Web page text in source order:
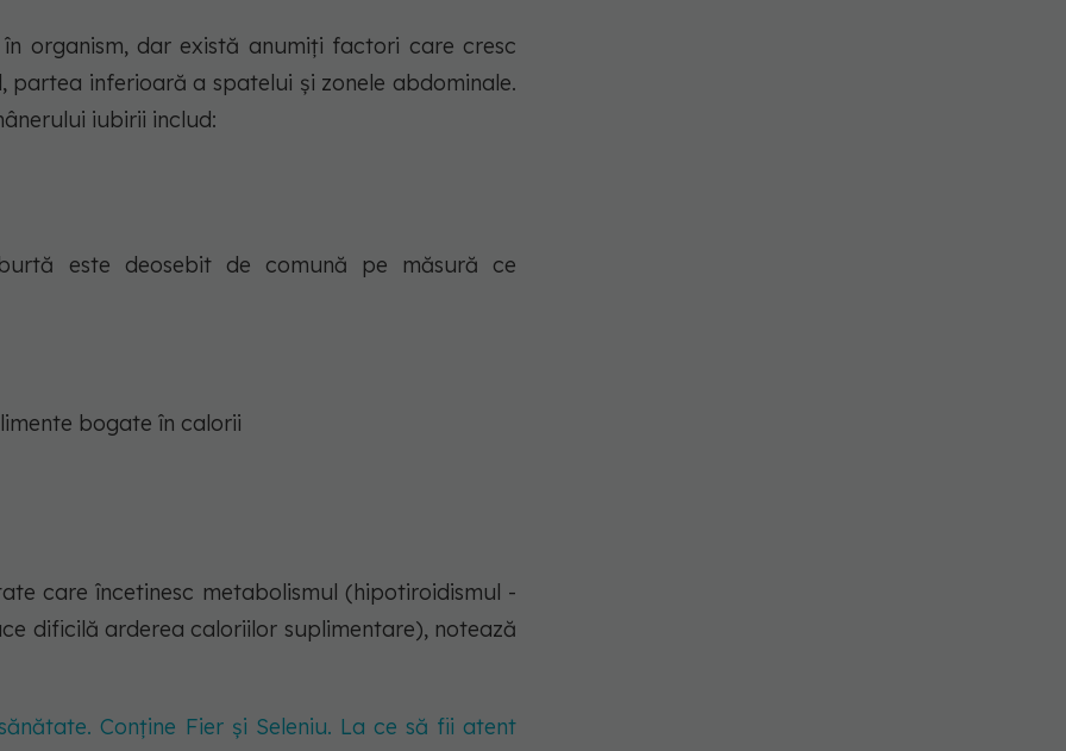
organism, dar există anumiți factori care cresc
inferioară a spatelui și zonele abdominale.
iubirii includ:
este deosebit de comună pe măsură ce
bogate în calorii
care încetinesc metabolismul (hipotiroidismul -
dificilă arderea caloriilor suplimentare), notează
Conține Fier și Seleniu. La ce să fii atent